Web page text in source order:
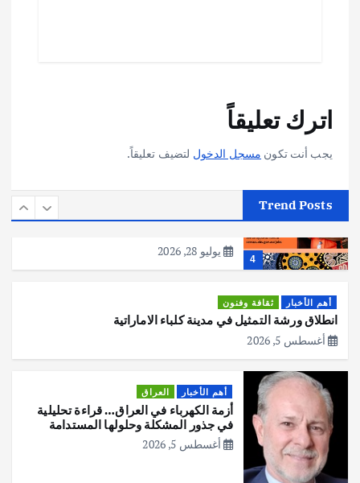
اترك تعليقاً
يجب أنت تكون مسجل الدخول لتضيف تعليقاً.
Trend Posts
هوي آن… مدينة الفوانيس وسحر التاريخ
4
عملية التعداد السكاني في11 من الشهر
يوليو 28, 2026
أهم الأخبار ثقافة وفنون
انطلاق ورشة التمثيل في مدينة كلباء الاماراتية
أغسطس 5, 2026
أهم الأخبار العراق
أزمة الكهرباء في العراق… قراءة تحليلية
في جذور المشكلة وحلولها المستدامة
أغسطس 5, 2026